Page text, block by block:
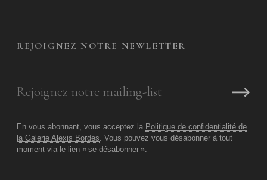
REJOIGNEZ NOTRE NEWLETTER
En vous abonnant, vous acceptez la Politique de confidentialité de
la Galerie Alexis Bordes . Vous pouvez vous désabonner à tout
moment via le lien « se désabonner ».